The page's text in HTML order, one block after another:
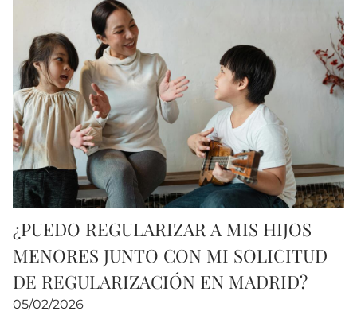
¿PUEDO REGULARIZAR A MIS HIJOS
MENORES JUNTO CON MI SOLICITUD
DE REGULARIZACIÓN EN MADRID?
05/02/2026